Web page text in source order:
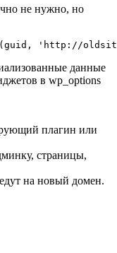
не нужно, но
данные
в wp_options
плагин или
страницы,
на новый домен.